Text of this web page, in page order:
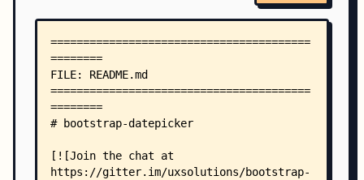
    │   ├── conf.py
    │   ├── events.rst
    │   ├── i18n.rst
    │   ├── index.rst
    │   ├── keyboard.rst
    │   ├── make.bat
    │   ├── Makefile
    │   ├── methods.rst
    │   ├── options.rst